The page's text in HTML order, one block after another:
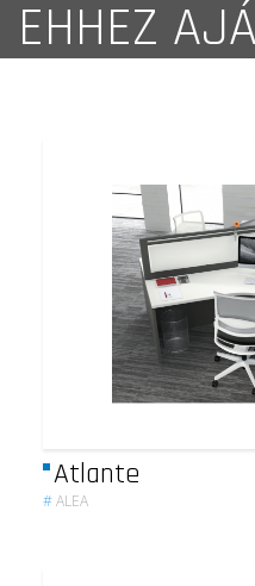
EHHEZ
Atlante
#ALEA